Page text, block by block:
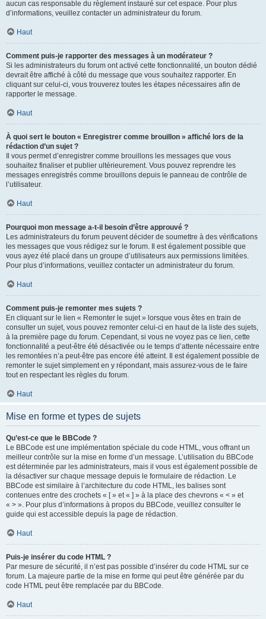
aucun cas responsable du règlement instauré sur cet espace. Pour plus
d’informations, veuillez contacter un administrateur du forum.
Haut
Comment puis-je rapporter des messages à un modérateur ?
Si les administrateurs du forum ont activé cette fonctionnalité, un bouton dédié
devrait être affiché à côté du message que vous souhaitez rapporter. En
cliquant sur celui-ci, vous trouverez toutes les étapes nécessaires afin de
rapporter le message.
Haut
À quoi sert le bouton « Enregistrer comme brouillon » affiché lors de la
rédaction d’un sujet ?
Il vous permet d’enregistrer comme brouillons les messages que vous
souhaitez finaliser et publier ultérieurement. Vous pouvez reprendre les
messages enregistrés comme brouillons depuis le panneau de contrôle de
l’utilisateur.
Haut
Pourquoi mon message a-t-il besoin d’être approuvé ?
Les administrateurs du forum peuvent décider de soumettre à des vérifications
les messages que vous rédigez sur le forum. Il est également possible que
vous ayez été placé dans un groupe d’utilisateurs aux permissions limitées.
Pour plus d’informations, veuillez contacter un administrateur du forum.
Haut
Comment puis-je remonter mes sujets ?
En cliquant sur le lien « Remonter le sujet » lorsque vous êtes en train de
consulter un sujet, vous pouvez remonter celui-ci en haut de la liste des sujets,
à la première page du forum. Cependant, si vous ne voyez pas ce lien, cette
fonctionnalité a peut-être été désactivée ou le temps d’attente nécessaire entre
les remontées n’a peut-être pas encore été atteint. Il est également possible de
remonter le sujet simplement en y répondant, mais assurez-vous de le faire
tout en respectant les règles du forum.
Haut
Mise en forme et types de sujets
Qu’est-ce que le BBCode ?
Le BBCode est une implémentation spéciale du code HTML, vous offrant un
meilleur contrôle sur la mise en forme d’un message. L’utilisation du BBCode
est déterminée par les administrateurs, mais il vous est également possible de
la désactiver sur chaque message depuis le formulaire de rédaction. Le
BBCode est similaire à l’architecture du code HTML, les balises sont
contenues entre des crochets « [ » et « ] » à la place des chevrons « < » et
« > ». Pour plus d’informations à propos du BBCode, veuillez consulter le
guide qui est accessible depuis la page de rédaction.
Haut
Puis-je insérer du code HTML ?
Par mesure de sécurité, il n’est pas possible d’insérer du code HTML sur ce
forum. La majeure partie de la mise en forme qui peut être générée par du
code HTML peut être remplacée par du BBCode.
Haut